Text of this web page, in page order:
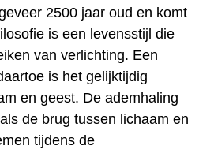
2500 jaar oud en komt
is een levensstijl die
van verlichting. Een
is het gelijktijdig
en geest. De ademhaling
de brug tussen lichaam en
tijdens de